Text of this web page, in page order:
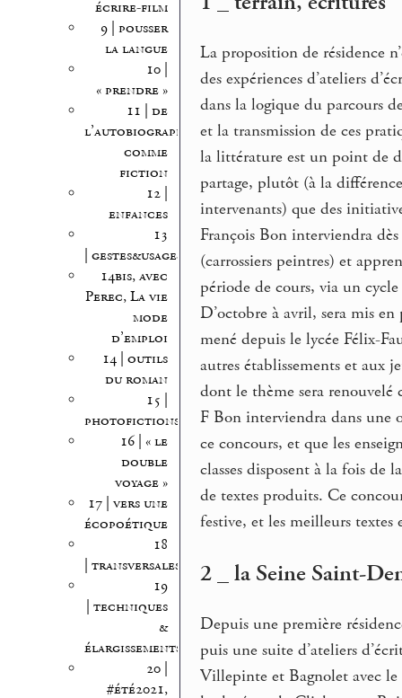
écrire-film
9 | pousser
la langue
10 |
« prendre »
11 | de
l’autobiographie
comme
fiction
12 |
enfances
13
| gestes&usages
14bis, avec
Perec, La vie
mode
d’emploi
14 | outils
du roman
15 |
photofictions
16 | « le
double
voyage »
17 | vers une
écopoétique
18
| transversales
19
| techniques
&
élargissements
20 |
#été2021,
La proposition de résidence
des expériences d’ateliers
dans la logique du parcours
et la transmission de ces
la littérature est un point de
partage, plutôt (à la
intervenants) que des
François Bon interviendra
(carrossiers peintres) et
période de cours, via un
D’octobre à avril, sera mis
mené depuis le lycée Félix-
autres établissements et aux
dont le thème sera renouvelé
F Bon interviendra dans une
ce concours, et que les
classes disposent à la fois de
de textes produits. Ce
festive, et les meilleurs
2 _ la Seine Saint-
Depuis une première
puis une suite d’ateliers
Villepinte et Bagnolet avec le